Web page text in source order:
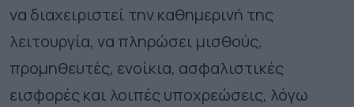
να διαχειριστεί την καθημερινή της
λειτουργία, να πληρώσει μισθούς,
προμηθευτές, ενοίκια, ασφαλιστικές
εισφορές και λοιπές υποχρεώσεις, λόγω